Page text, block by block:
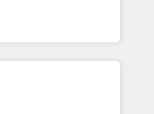
to get in touch (𝘸𝘦'𝘳𝘦
complex business
you've got and make
build your website in
are on the